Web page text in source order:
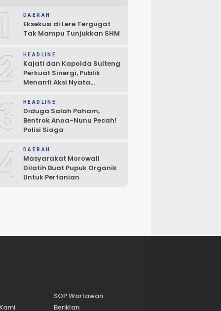
DAERAH
Eksekusi di Lere Tergugat
Tak Mampu Tunjukkan SHM
HEADLINE
Kajati dan Kapolda Sulteng
Perkuat Sinergi, Publik
Menanti Aksi Nyata
HEADLINE
Diduga Salah Paham,
Bentrok Anoa-Nunu Pecah!
Polisi Siaga
DAERAH
Masyarakat Morowali
Dilatih Buat Pupuk Organik
Untuk Pertanian
SOP Wartawan
Beriklan